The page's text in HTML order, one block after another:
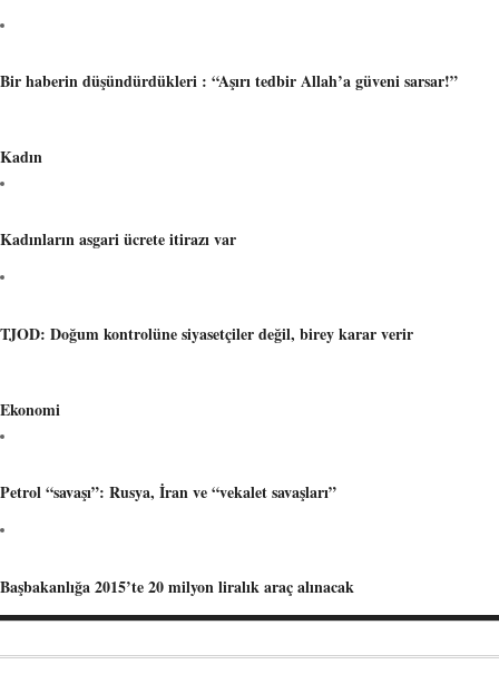
Bir haberin düşündürdükleri : “Aşırı tedbir Allah’a güveni sarsar!”
Kadın
Kadınların asgari ücrete itirazı var
TJOD: Doğum kontrolüne siyasetçiler değil, birey karar verir
Ekonomi
Petrol “savaşı”: Rusya, İran ve “vekalet savaşları”
Başbakanlığa 2015’te 20 milyon liralık araç alınacak